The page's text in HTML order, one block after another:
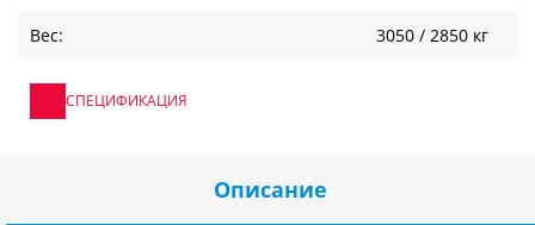
Вес: 3050 / 2850 кг
СПЕЦИФИКАЦИЯ
Описание